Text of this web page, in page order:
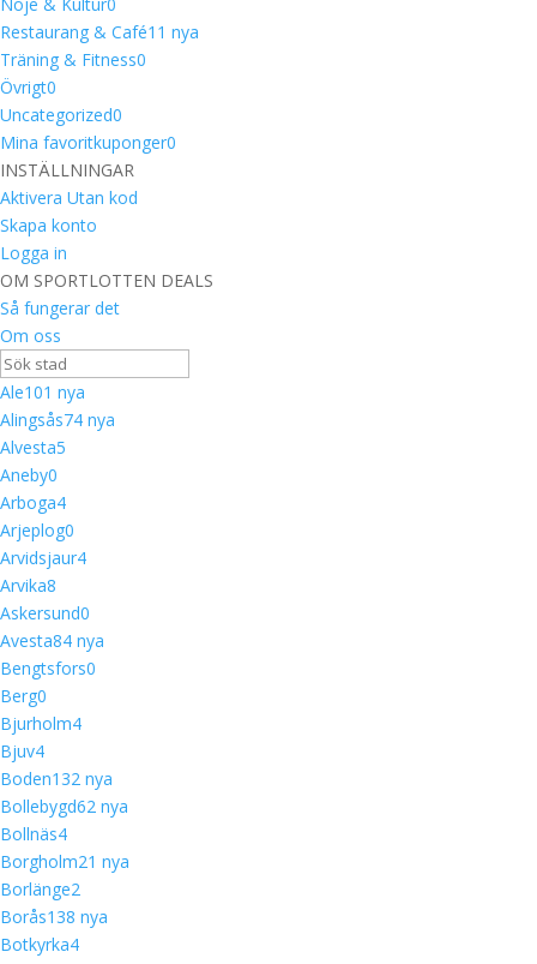
Restaurang & Café1 1 nya
Träning & Fitness0
Övrigt0
Uncategorized0
Mina favoritkuponger0
INSTÄLLNINGAR
Aktivera Utan kod
Skapa konto
Logga in
OM SPORTLOTTEN DEALS
Så fungerar det
Om oss
Ale101 nya
Alingsås74 nya
Alvesta5
Aneby0
Arboga4
Arjeplog0
Arvidsjaur4
Arvika8
Askersund0
Avesta84 nya
Bengtsfors0
Berg0
Bjurholm4
Bjuv4
Boden132 nya
Bollebygd62 nya
Bollnäs4
Borgholm21 nya
Borlänge2
Borås138 nya
Botkyrka4